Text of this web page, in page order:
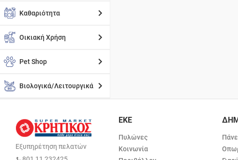
Καθαριότητα
Οικιακή Χρήση
Pet Shop
Βιολογικά/Λειτουργικά
Εξυπηρέτηση πελατών
ΕΚΕ
Πυλώνες
Κοινωνία